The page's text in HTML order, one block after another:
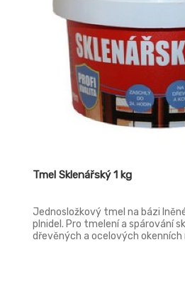
Tmel Sklenářský 1 kg
Jednosložkový tmel na bázi
plnidel. Pro tmelení a spárování
dřevěných a ocelových okenních